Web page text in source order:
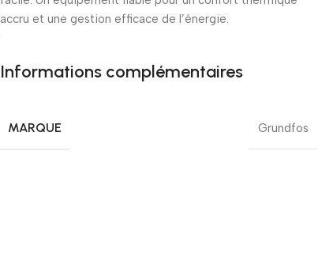
accru et une gestion efficace de l’énergie.
Informations complémentaires
MARQUE Grundfos